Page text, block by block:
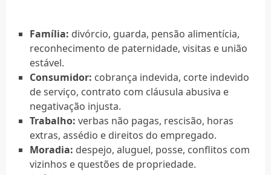
Família: divórcio, guarda, pensão alimentícia,
reconhecimento de paternidade, visitas e união
estável.
Consumidor: cobrança indevida, corte indevido
de serviço, contrato com cláusula abusiva e
negativação injusta.
Trabalho: verbas não pagas, rescisão, horas
extras, assédio e direitos do empregado.
Moradia: despejo, aluguel, posse, conflitos com
vizinhos e questões de propriedade.